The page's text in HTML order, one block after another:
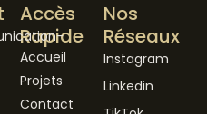
Accès
Rapide
Accueil
Projets
Contact
Nos
Réseaux
Instagram
Linkedin